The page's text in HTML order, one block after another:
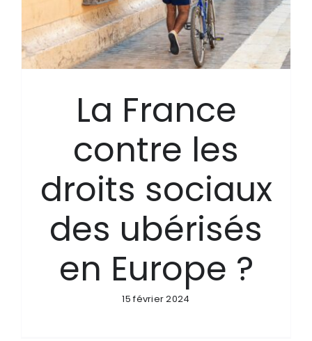
La France
contre les
droits sociaux
des ubérisés
en Europe ?
15 février 2024